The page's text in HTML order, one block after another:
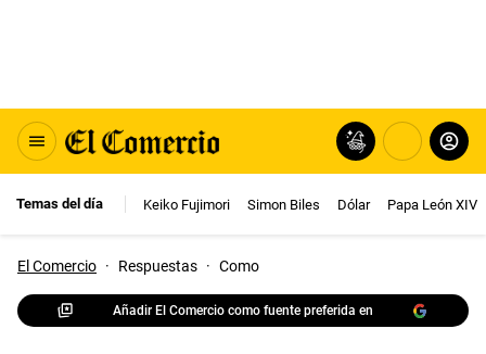
Temas del día Keiko Fujimori Simon Biles Dólar Papa León XIV
El Comercio · Respuestas · Como
Añadir El Comercio como fuente preferida en